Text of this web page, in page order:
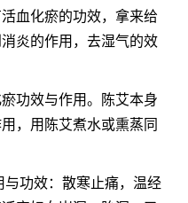
血化瘀的功效，拿来给
炎的作用，去湿气的效
功效与作用。陈艾本身
，用陈艾煮水或熏蒸同
功效：散寒止痛，温经